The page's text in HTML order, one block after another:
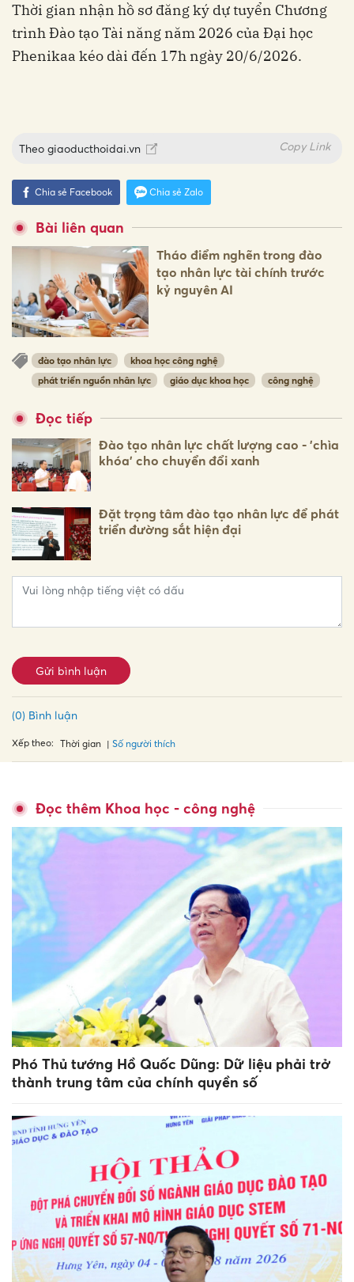
Thời gian nhận hồ sơ đăng ký dự tuyển Chương
trình Đào tạo Tài năng năm 2026 của Đại học
Phenikaa kéo dài đến 17h ngày 20/6/2026.
Theo giaoducthoidai.vn Copy Link
Chia sẻ Facebook Chia sẻ Zalo
Bài liên quan
Tháo điểm nghẽn trong đào
tạo nhân lực tài chính trước
kỷ nguyên AI
đào tạo nhân lực
khoa học công nghệ
phát triển nguồn nhân lực
giáo dục khoa học công nghệ
Đọc tiếp
Đào tạo nhân lực chất lượng cao - 'chìa
khóa' cho chuyển đổi xanh
Đặt trọng tâm đào tạo nhân lực để phát
triển đường sắt hiện đại
Gửi bình luận
(0) Bình luận
Xếp theo: Thời gian Số người thích
Đọc thêm Khoa học - công nghệ
Phó Thủ tướng Hồ Quốc Dũng: Dữ liệu phải trở
thành trung tâm của chính quyền số